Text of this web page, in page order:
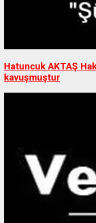
Hatuncuk AKTAŞ
kavuşmuştur